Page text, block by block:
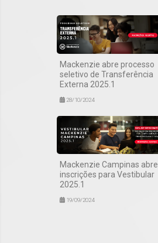
Mackenzie abre processo
seletivo de Transferência
Externa 2025.1
28/10/2024
Mackenzie Campinas abre
inscrições para Vestibular
2025.1
19/09/2024